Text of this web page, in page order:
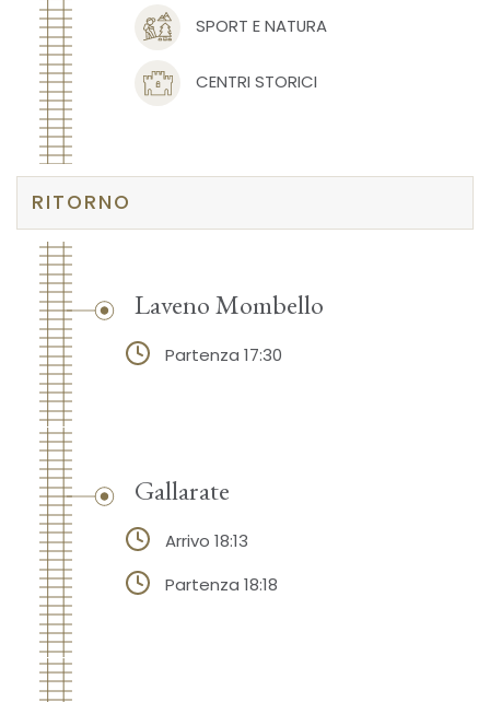
SPORT E NATURA
CENTRI STORICI
RITORNO
Laveno Mombello
Partenza 17:30
Gallarate
Arrivo 18:13
Partenza 18:18